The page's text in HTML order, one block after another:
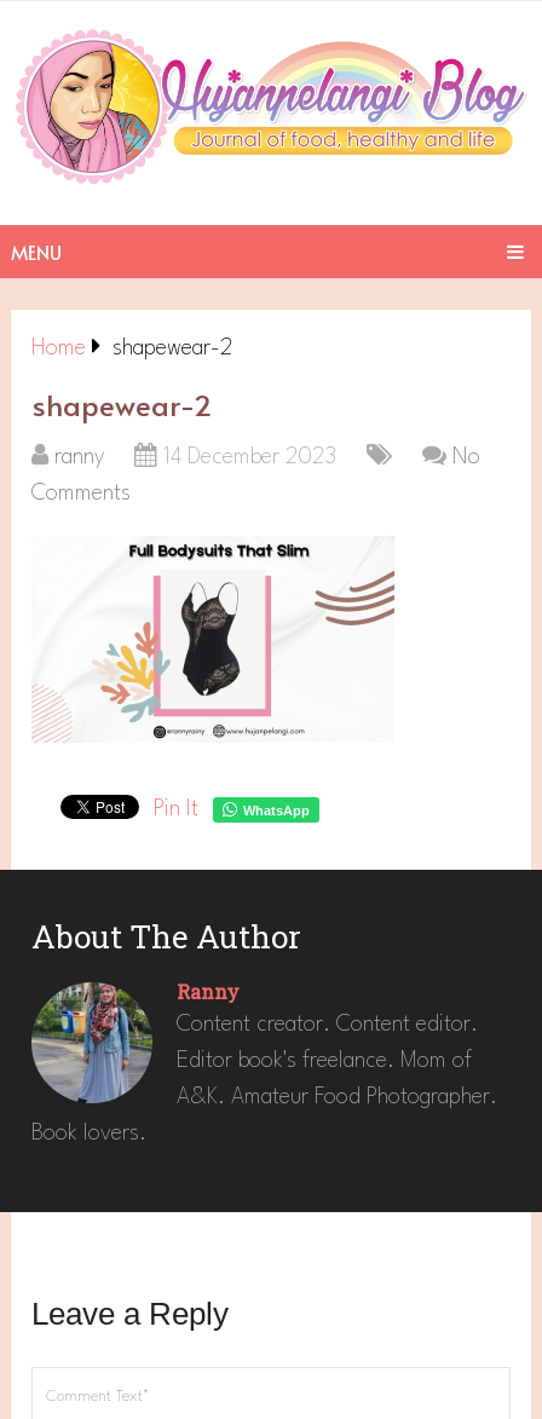
MENU
Home shapewear-2
shapewear-2
ranny 14 December 2023
No
Comments
Pin It WhatsApp
About The Author
Ranny
Content creator. Content editor.
Editor book's freelance. Mom of
A&K. Amateur Food Photographer.
Book lovers.
Leave a Reply